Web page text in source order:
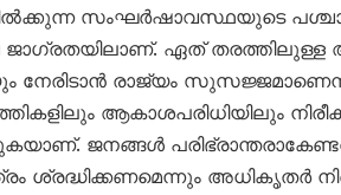
സംഘർഷാവസ്ഥയുടെ
ഏത് തരത്തിലുള്ള
നേരിടാൻ രാജ്യം
ആകാശപരിധിയിലും
ജനങ്ങൾ
ശ്രദ്ധിക്കണമെന്നും അധികൃതർ